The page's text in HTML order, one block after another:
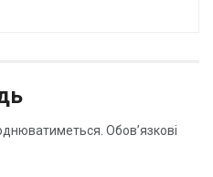
Обов’язкові